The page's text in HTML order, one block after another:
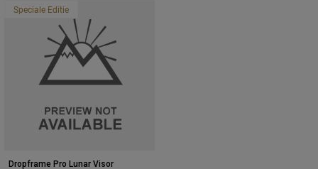
Speciale Editie
Dropframe Pro Lunar Visor